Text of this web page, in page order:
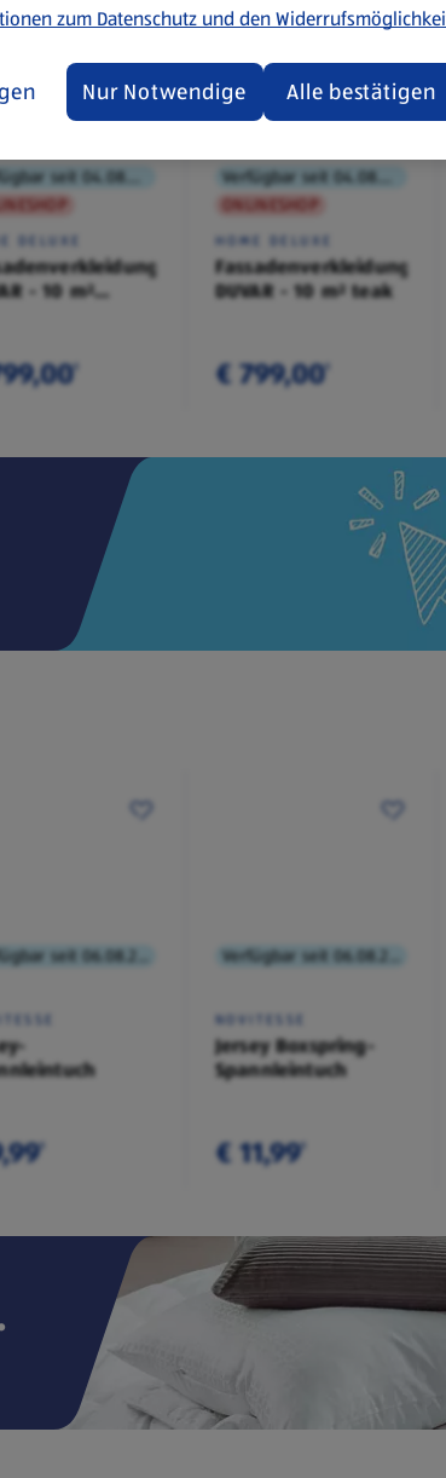
DELUXE
- 10 m²
¹
ONLINESHOP
HOME DELUXE
Fassadenverkleidung
DUVAR - 10 m² teak
€ 799,00¹
¹
NOVITESSE
Jersey Boxspring-
Spannleintuch
€ 11,99¹
zum Datenschutz und den
Nur Notwendige Alle bestätigen